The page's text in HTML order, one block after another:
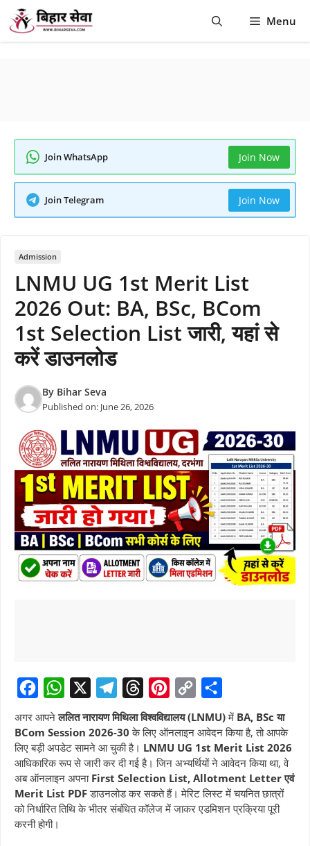
Skip
content
Menu
Join WhatsApp Join Now
Join Telegram Join Now
Admission
LNMU UG 1st Merit List
2026 Out: BA, BSc, BCom
1st Selection List जारी, यहां से
करें डाउनलोड
By Bihar Seva
Published on: June 26, 2026
a
c
e
b
o
W
h
a
t
s
A
X
e
l
e
g
r
T
h
r
e
a
d
i
n
t
e
r
o
p
y
L
i
h
a
r
e
अगर आपनेललित नारायण मिथिला विश्वविद्यालय (LNMU)में BA, BSc या
BCom Session 2026-30 के लिए ऑनलाइन आवेदन किया है, तो आपके
लिए बड़ी अपडेट सामने आ चुकी है। LNMU UG 1st Merit List 2026
आधिकारिक रूप से जारी कर दी गई है। जिन अभ्यर्थियों ने आवेदन किया था, वे
अब ऑनलाइन अपना First Selection List, Allotment Letter एवं
Merit List PDFडाउनलोड कर सकते हैं। मेरिट लिस्ट में चयनित छात्रों
को निर्धारित तिथि के भीतर संबंधित कॉलेज में जाकर एडमिशन प्रक्रिया पूरी
करनी होगी।